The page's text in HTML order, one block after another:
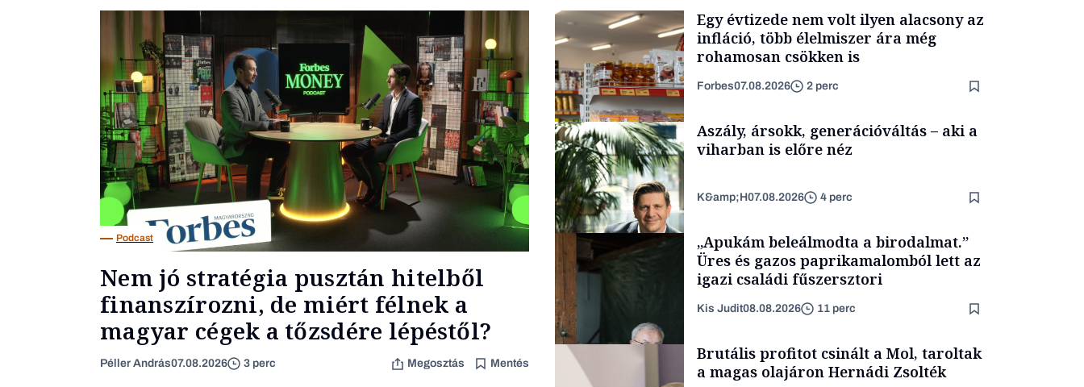
Podcast
Nem jó stratégia pusztán hitelből
finanszírozni, de miért félnek a
magyar cégek a tőzsdére lépéstől?
Péller András07.08.2026 3 perc Megosztás Mentés
Makro
Egy évtizede nem volt ilyen alacsony az
infláció, több élelmiszer ára még
rohamosan csökken is
Forbes07.08.2026 2 perc
TÁMOGATÓI
TARTALOM
Aszály, ársokk, generációváltás – aki a
viharban is előre néz
K&amp;H07.08.2026 4 perc
„Apukám beleálmodta a birodalmat.”
Üres és gazos paprikamalomból lett az
igazi családi fűszersztori
Kis Judit08.08.2026 11 perc
Brutális profitot csinált a Mol, taroltak
a magas olajáron Hernádi Zsolték